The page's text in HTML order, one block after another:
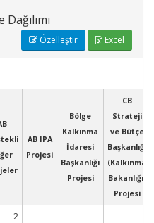
Özelleştir Excel
AB IPA
Projesi
Bölge
Kalkınma
İdaresi
Başkanlığı
Projesi
CB
Strateji
ve Bütçe
Başkanlığı
(Kalkınma
Bakanlığı)
Projesi
2